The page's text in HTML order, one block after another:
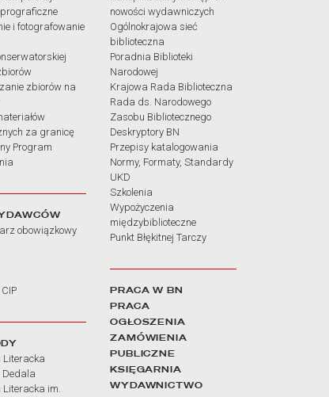
i fotografowanie
zbiorów na
za granicę
Program
obowiązkowy
Literacka
Dedala
im.
nowości wydawniczych
Ogólnokrajowa sieć
biblioteczna
Poradnia Biblioteki
Narodowej
Krajowa Rada Biblioteczna
Rada ds. Narodowego
Zasobu Bibliotecznego
Deskryptory BN
Przepisy katalogowania
Normy, Formaty, Standardy
UKD
Szkolenia
Wypożyczenia
międzybiblioteczne
Punkt Błękitnej Tarczy
PRACA W BN
PRACA
OGŁOSZENIA
ZAMÓWIENIA
PUBLICZNE
KSIĘGARNIA
WYDAWNICTWO